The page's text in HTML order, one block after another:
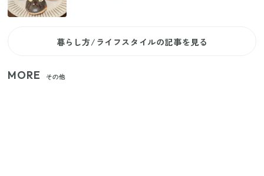
暮らし方/ライフスタイルの記事を見る
MORE その他